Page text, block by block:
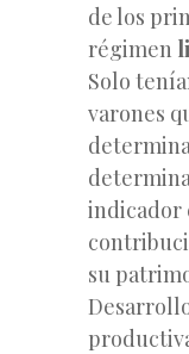
de los
régimen
Solo
varones
indicador
su